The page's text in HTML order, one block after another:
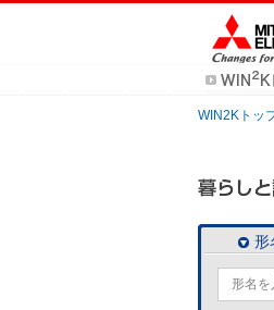
WIN2Kトッ
形